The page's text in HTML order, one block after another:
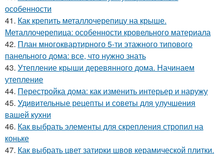
особенности
41. Как крепить металлочерепицу на крыше.
Металлочерепица: особенности кровельного материала
42. План многоквартирного 5-ти этажного типового
панельного дома: все, что нужно знать
43. Утепление крыши деревянного дома. Начинаем
утепление
44. Перестройка дома: как изменить интерьер и наружу
45. Удивительные рецепты и советы для улучшения
вашей кухни
46. Как выбрать элементы для скрепления стропил на
коньке
47. Как выбрать цвет затирки швов керамической плитки.